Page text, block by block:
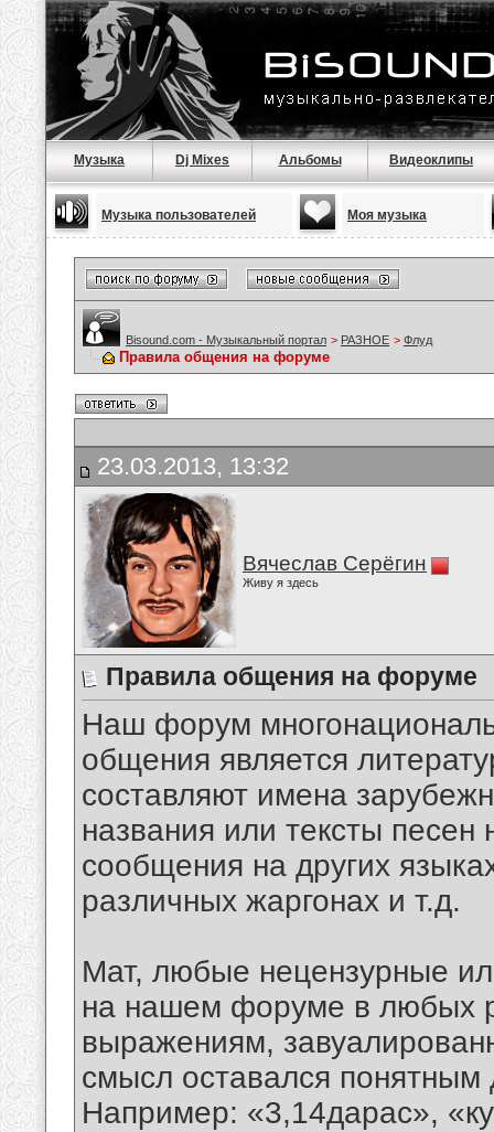
Музыка Dj Mixes Альбомы Видеоклипы
Музыка пользователей Моя музыка
Bisound.com - Музыкальный портал > РАЗНОЕ > Флуд
Правила общения на форуме
23.03.2013, 13:32
Вячеслав Серёгин
Живу я здесь
Правила общения на форуме
Наш форум
общения является
составляют имена
названия или тексты
сообщения на других
различных жаргонах и т.д.
Мат, любые нецензурные
на нашем форуме в любых
выражениям,
смысл оставался понятным
Например: «3,14дарас»,